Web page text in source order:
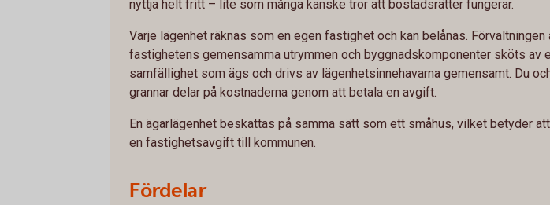
nyttja helt fritt – lite som många kanske tror att bostadsrätter fungerar.
Varje lägenhet räknas som en egen fastighet och kan belånas. Förvaltningen
fastighetens gemensamma utrymmen och byggnadskomponenter sköts av
samfällighet som ägs och drivs av lägenhetsinnehavarna gemensamt. Du
grannar delar på kostnaderna genom att betala en avgift.
En ägarlägenhet beskattas på samma sätt som ett småhus, vilket betyder
en fastighetsavgift till kommunen.
Fördelar